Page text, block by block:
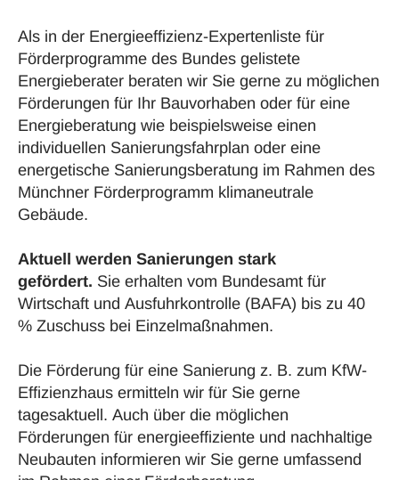
Als in der Energieeffizienz-Expertenliste für
Förderprogramme des Bundes gelistete
Energieberater beraten wir Sie gerne zu möglichen
Förderungen für Ihr Bauvorhaben oder für eine
Energieberatung wie beispielsweise einen
individuellen Sanierungsfahrplan oder eine
energetische Sanierungsberatung im Rahmen des
Münchner Förderprogramm klimaneutrale
Gebäude.
Aktuell werden Sanierungen stark
gefördert. Sie erhalten vom Bundesamt für
Wirtschaft und Ausfuhrkontrolle (BAFA) bis zu 40
% Zuschuss bei Einzelmaßnahmen.
Die Förderung für eine Sanierung z. B. zum KfW-
Effizienzhaus ermitteln wir für Sie gerne
tagesaktuell. Auch über die möglichen
Förderungen für energieeffiziente und nachhaltige
Neubauten informieren wir Sie gerne umfassend